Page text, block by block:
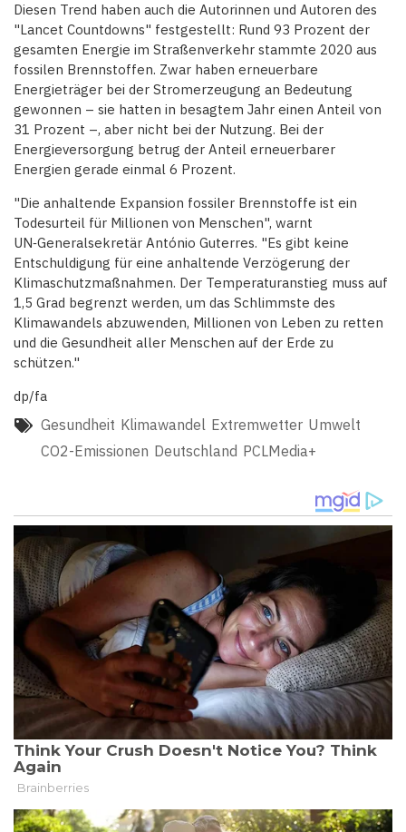
Diesen Trend haben auch die Autorinnen und Autoren des
"Lancet Countdowns" festgestellt: Rund 93 Prozent der
gesamten Energie im Straßenverkehr stammte 2020 aus
fossilen Brennstoffen. Zwar haben erneuerbare
Energieträger bei der Stromerzeugung an Bedeutung
gewonnen – sie hatten in besagtem Jahr einen Anteil von
31 Prozent –, aber nicht bei der Nutzung. Bei der
Energieversorgung betrug der Anteil erneuerbarer
Energien gerade einmal 6 Prozent.
"Die anhaltende Expansion fossiler Brennstoffe ist ein
Todesurteil für Millionen von Menschen", warnt
UN‑Generalsekretär António Guterres. "Es gibt keine
Entschuldigung für eine anhaltende Verzögerung der
Klimaschutzmaßnahmen. Der Temperaturanstieg muss auf
1,5 Grad begrenzt werden, um das Schlimmste des
Klimawandels abzuwenden, Millionen von Leben zu retten
und die Gesundheit aller Menschen auf der Erde zu
schützen."
dp/fa
Gesundheit Klimawandel Extremwetter Umwelt
CO2-Emissionen Deutschland PCLMedia+